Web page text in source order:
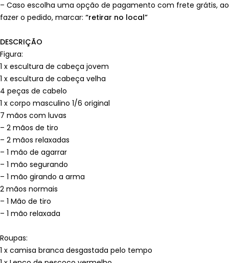
– Caso escolha uma opção de pagamento com frete grátis, ao
fazer o pedido, marcar: “retirar no local”
DESCRIÇÃO
Figura:
1 x escultura de cabeça jovem
1 x escultura de cabeça velha
4 peças de cabelo
1 x corpo masculino 1/6 original
7 mãos com luvas
– 2 mãos de tiro
– 2 mãos relaxadas
– 1 mão de agarrar
– 1 mão segurando
– 1 mão girando a arma
2 mãos normais
– 1 Mão de tiro
– 1 mão relaxada
Roupas:
1 x camisa branca desgastada pelo tempo